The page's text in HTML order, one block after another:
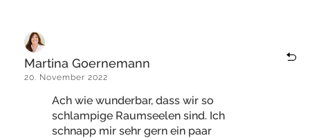
Martina Goernemann
20. November 2022
Ach wie wunderbar, dass wir so
schlampige Raumseelen sind. Ich
schnapp mir sehr gern ein paar